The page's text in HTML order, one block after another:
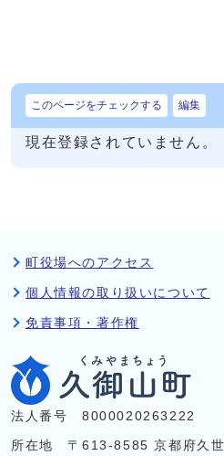
このページをチェックする 編集
現在登録されていません。
町役場へのアクセス
個人情報の取り扱いについて
免責事項・著作権
法人番号 8000020263222
所在地 〒613-8585 京都府久世